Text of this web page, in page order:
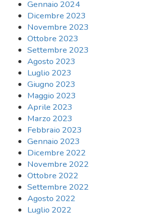
Gennaio 2024
Dicembre 2023
Novembre 2023
Ottobre 2023
Settembre 2023
Agosto 2023
Luglio 2023
Giugno 2023
Maggio 2023
Aprile 2023
Marzo 2023
Febbraio 2023
Gennaio 2023
Dicembre 2022
Novembre 2022
Ottobre 2022
Settembre 2022
Agosto 2022
Luglio 2022